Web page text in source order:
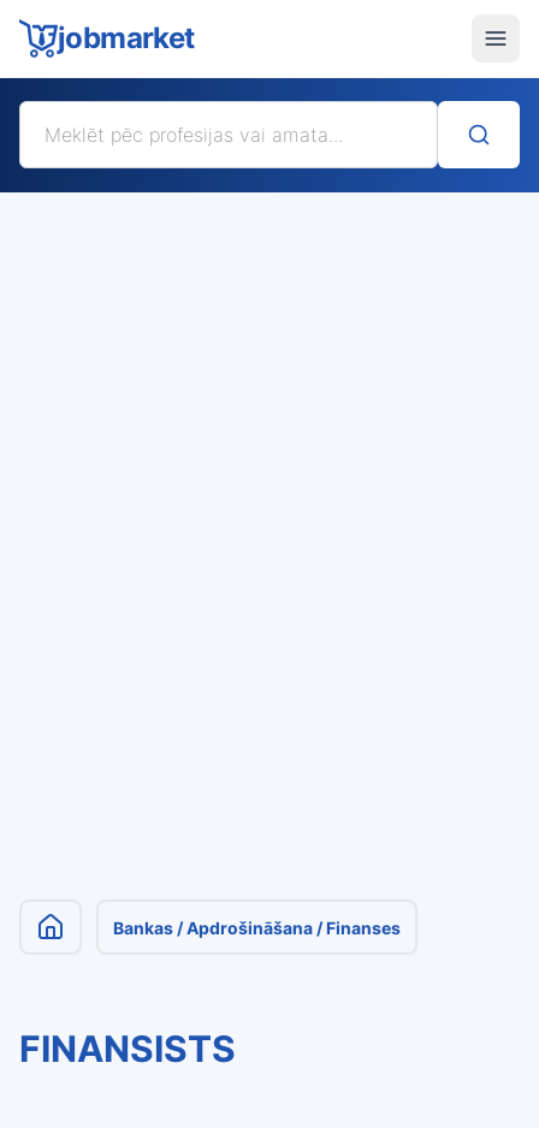
jobmarket
Bankas / Apdrošināšana / Finanses
FINANSISTS